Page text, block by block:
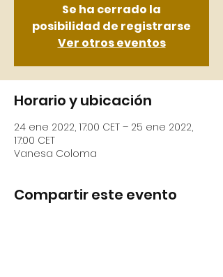
Se ha cerrado la
posibilidad de registrarse
Ver otros eventos
Horario y ubicación
24 ene 2022, 17:00 CET – 25 ene 2022,
17:00 CET
Vanesa Coloma
Compartir este evento